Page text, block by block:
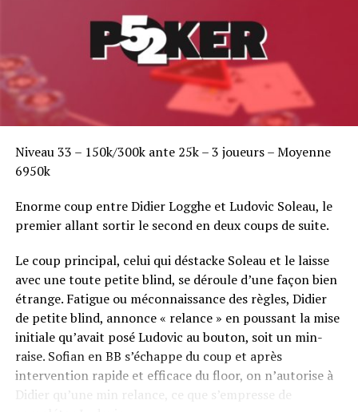
Niveau 33 – 150k/300k ante 25k – 3 joueurs – Moyenne
6950k
Enorme coup entre Didier Logghe et Ludovic Soleau, le
premier allant sortir le second en deux coups de suite.
Le coup principal, celui qui déstacke Soleau et le laisse
avec une toute petite blind, se déroule d’une façon bien
étrange. Fatigue ou méconnaissance des règles, Didier
de petite blind, annonce « relance » en poussant la mise
initiale qu’avait posé Ludovic au bouton, soit un min-
raise. Sofian en BB s’échappe du coup et après
intervention rapide et efficace du floor, on n’autorise à
Didier qu’une min relance, ce que s’empresse de